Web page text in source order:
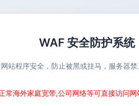
WAF 安全防护系统
站程序安全，防止被黑或挂马，服务器
常海外家庭宽带,公司网络等可直接访问